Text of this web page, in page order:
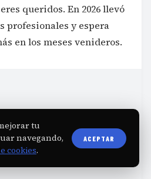
queridos. En 2026 llevó
profesionales y espera
en los meses venideros.
tu
navegando,
cookies.
ACEPTAR